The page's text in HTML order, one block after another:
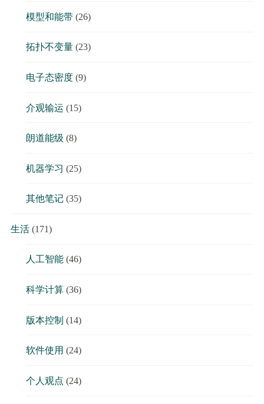
模型和能带(26)
拓扑不变量(23)
电子态密度(9)
介观输运 (15)
朗道能级 (8)
机器学习 (25)
其他笔记(35)
生活(171)
人工智能(46)
科学计算(36)
版本控制 (14)
软件使用 (24)
个人观点 (24)